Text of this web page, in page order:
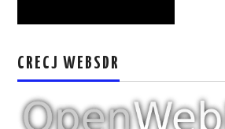
AUTENTIFICACIÓN DE MIEMBROS DEL
CRECJ
CRECJ WEBSDR